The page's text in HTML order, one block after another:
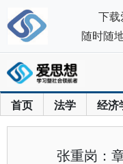
首页 法学 经济
张重岗：
下载
随时随